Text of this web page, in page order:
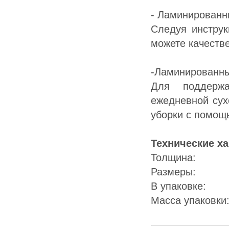
-
Следуя
можете
-
Для
ежедневной
уборки с
Технические
Размеры:
В упаковке:
Масса